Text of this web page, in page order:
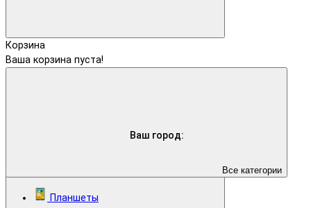
Ваш город:
Корзина
Ваша корзина пуста!
Все категории
Планшеты